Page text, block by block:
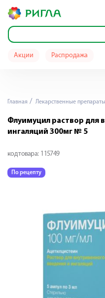
Акции Распродажа
Главная Лекарственные препараты
Флуимуцил раствор для
ингаляций 300мг № 5
код товара: 115749
По рецепту